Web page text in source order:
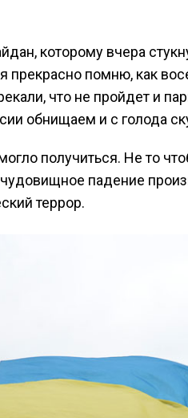
которому вчера
прекрасно помню, как
что не пройдет и
обнищаем и с голода
получиться. Не то
падение
террор.